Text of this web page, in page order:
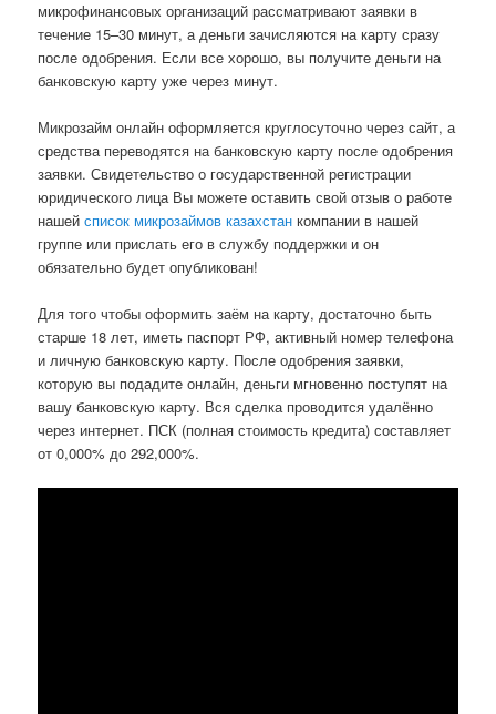
микрофинансовых организаций рассматривают заявки в
течение 15–30 минут, а деньги зачисляются на карту сразу
после одобрения. Если все хорошо, вы получите деньги на
банковскую карту уже через минут.
Микрозайм онлайн оформляется круглосуточно через сайт, а
средства переводятся на банковскую карту после одобрения
заявки. Свидетельство о государственной регистрации
юридического лица Вы можете оставить свой отзыв о работе
нашейсписок микрозаймов казахстан компании в нашей
группе или прислать его в службу поддержки и он
обязательно будет опубликован!
Для того чтобы оформить заём на карту, достаточно быть
старше 18 лет, иметь паспорт РФ, активный номер телефона
и личную банковскую карту. После одобрения заявки,
которую вы подадите онлайн, деньги мгновенно поступят на
вашу банковскую карту. Вся сделка проводится удалённо
через интернет. ПСК (полная стоимость кредита) составляет
от 0,000% до 292,000%.